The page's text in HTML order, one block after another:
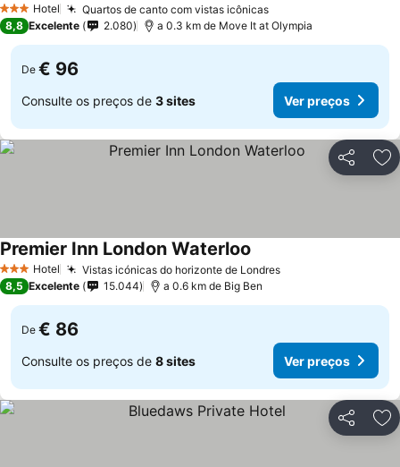
3 EstrelasHotel
Quartos de canto com vistas icônicas
8,8 Excelente 2.080 a 0.3 km de Move It at Olympia
De € 96
Consulte os preços de 3 sites Ver preços
Partilhar
3 EstrelasHotel Vistas icónicas do horizonte de Londres
Premier Inn London Waterloo
8,5 Excelente 15.044 a 0.6 km de Big Ben
De € 86
Consulte os preços de 8 sites Ver preços
Partilhar